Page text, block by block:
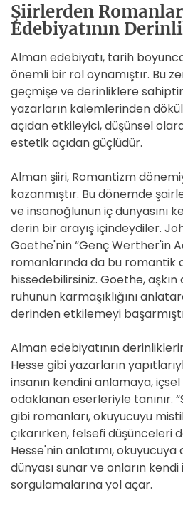
Şiirlerden
Edebiyatının
Alman edebiyatı, tarih
önemli bir rol oynamıştır. Bu
geçmişe ve derinliklere
yazarların kalemlerinden
açıdan etkileyici, düşünsel
estetik açıdan güçlüdür.
Alman şiiri, Romantizm
kazanmıştır. Bu dönemde
ve insanoğlunun iç dünyasını
derin bir arayış içindeydiler.
Goethe'nin “Genç Werther'in
romanlarında da bu romantik
hissedebilirsiniz. Goethe, aşkın
ruhunun karmaşıklığını
derinden etkilemeyi
Alman edebiyatının
Hesse gibi yazarların
insanın kendini anlamaya,
odaklanan eserleriyle tanınır.
gibi romanları, okuyucuyu
çıkarırken, felsefi düşünceleri
Hesse'nin anlatımı,
dünyası sunar ve onların kendi
sorgulamalarına yol açar.